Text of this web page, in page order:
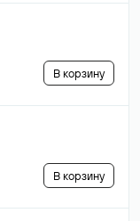
В корзину
В корзину